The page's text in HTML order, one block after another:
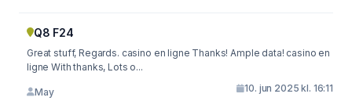
Q8 F24
Great stuff, Regards. casino en ligne Thanks! Ample data! casino en
ligne With thanks, Lots o...
May 10. jun 2025 kl. 16:11